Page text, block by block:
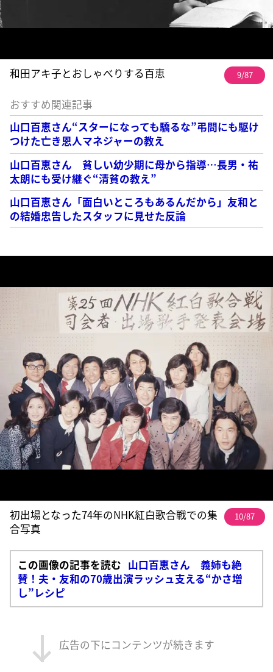
和田アキ子とおしゃべりする百恵 9/87
おすすめ関連記事
山口百恵さん“スターになっても驕るな”弔問にも駆け
つけた亡き恩人マネジャーの教え
山口百恵さん 貧しい幼少期に母から指導…長男・祐
太朗にも受け継ぐ“清貧の教え”
山口百恵さん「面白いところもあるんだから」友和と
の結婚忠告したスタッフに見せた反論
初出場となった74年のNHK紅白歌合戦での集
合写真
10/87
この画像の記事を読む 山口百恵さん 義姉も絶
賛！夫・友和の70歳出演ラッシュ支える“かさ増
し”レシピ
広告の下にコンテンツが続きます